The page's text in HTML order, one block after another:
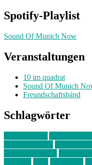
Spotify-Playlist
Sound Of Munich Now
Veranstaltungen
10 im quadrat
Sound Of Munich
Freundschaftsbänd
Schlagwörter